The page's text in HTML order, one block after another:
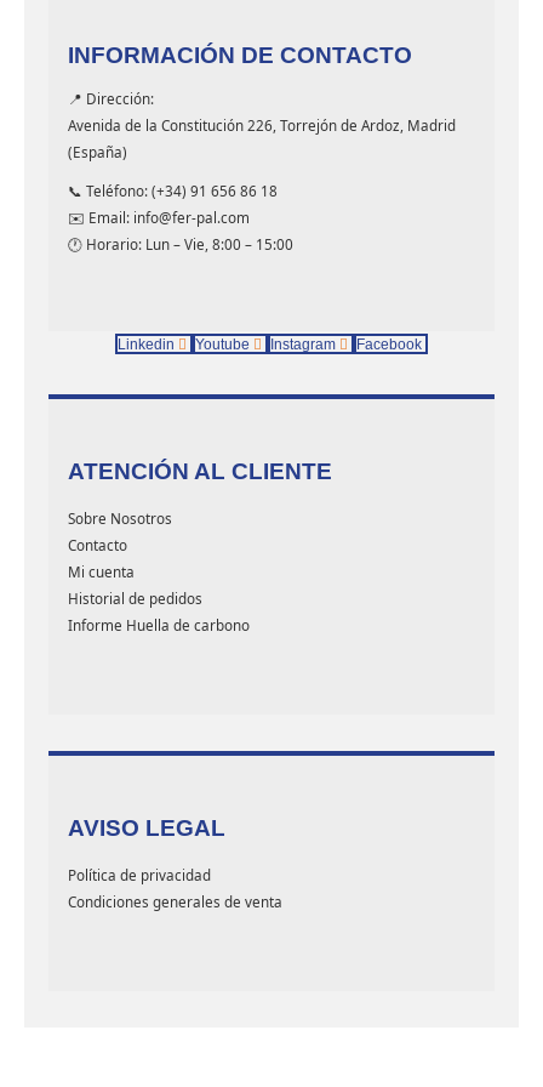
INFORMACIÓN DE CONTACTO
📍 Dirección:
Avenida de la Constitución 226, Torrejón de Ardoz, Madrid
(España)
📞 Teléfono: (+34) 91 656 86 18
✉️ Email: info@fer-pal.com
🕐 Horario: Lun – Vie, 8:00 – 15:00
Linkedin Youtube Instagram Facebook
ATENCIÓN AL CLIENTE
Sobre Nosotros
Contacto
Mi cuenta
Historial de pedidos
Informe Huella de carbono
AVISO LEGAL
Política de privacidad
Condiciones generales de venta